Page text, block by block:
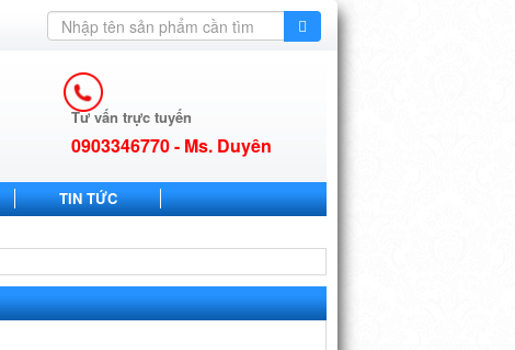
Tư vấn trực tuyến
0903346770 - Ms. Duyên
TIN TỨC